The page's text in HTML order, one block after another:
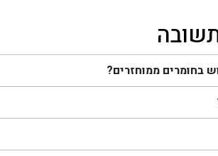
בחומרים ממוחזרים?